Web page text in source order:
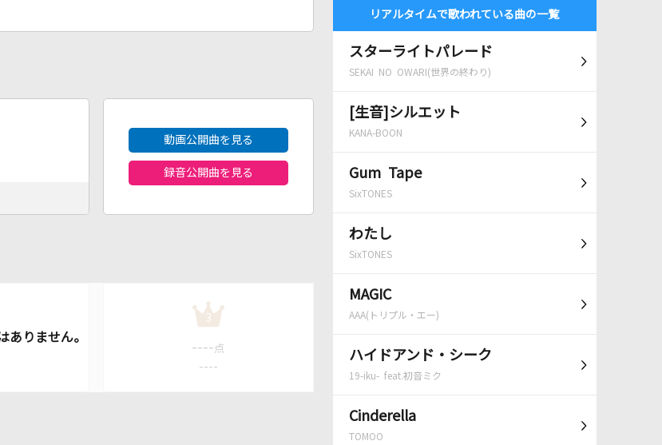
リアルタイムで歌われている曲の一覧
スターライトパレード
SEKAI NO OWARI(世界の終わり)
[生音]シルエット
KANA-BOON
Gum Tape
SixTONES
わたし
SixTONES
MAGIC
AAA(トリプル・エー)
ハイドアンド・シーク
19-iku- feat.初音ミク
Cinderella
TOMOO
動画公開曲を見る
録音公開曲を見る
3
---- 点
----